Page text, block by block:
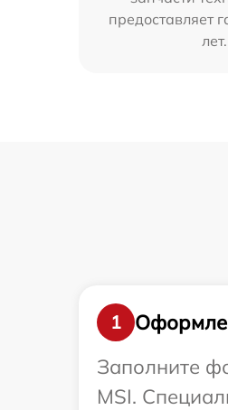
предоставляет
лет.
1
Заполните
MSI.